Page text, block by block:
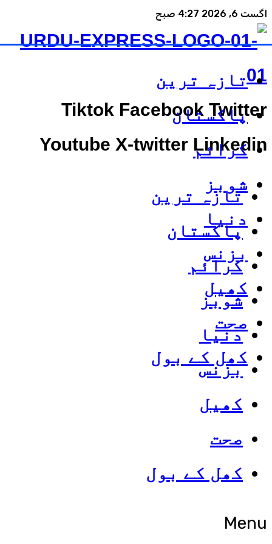
اگست 6, 2026 4:27 صبح
Tiktok Facebook Twitter
Youtube X-twitter Linkedin
تازہ ترین
پاکستان
کرائم
شوبز
دنیا
بزنس
کھیل
صحت
کھل کے بول
Menu
تازہ ترین
پاکستان
کرائم
شوبز
دنیا
بزنس
کھیل
صحت
کھل کے بول